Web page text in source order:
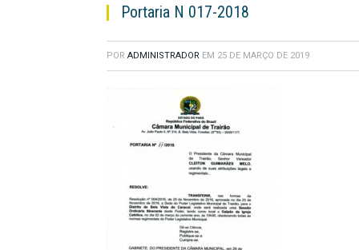
Portaria N 017-2018
POR ADMINISTRADOR EM 25 DE MARÇO DE 2019